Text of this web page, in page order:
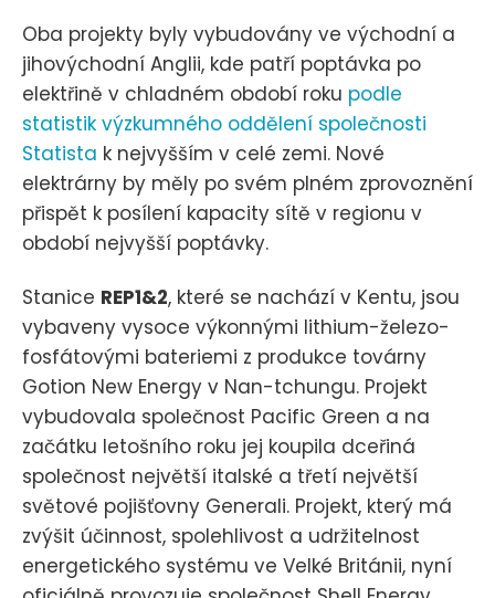
Oba projekty byly vybudovány ve východní a
jihovýchodní Anglii, kde patří poptávka po
elektřině v chladném období roku podle
statistik výzkumného oddělení společnosti
Statista k nejvyšším v celé zemi. Nové
elektrárny by měly po svém plném zprovoznění
přispět k posílení kapacity sítě v regionu v
období nejvyšší poptávky.
Stanice REP1&2, které se nachází v Kentu, jsou
vybaveny vysoce výkonnými lithium-železo-
fosfátovými bateriemi z produkce továrny
Gotion New Energy v Nan-tchungu. Projekt
vybudovala společnost Pacific Green a na
začátku letošního roku jej koupila dceřiná
společnost největší italské a třetí největší
světové pojišťovny Generali. Projekt, který má
zvýšit účinnost, spolehlivost a udržitelnost
energetického systému ve Velké Británii, nyní